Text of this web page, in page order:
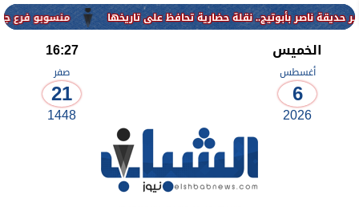
منسوبو فرع جامعة
الخميس
أغسطس
6
2026
16:27
صفر
21
1448